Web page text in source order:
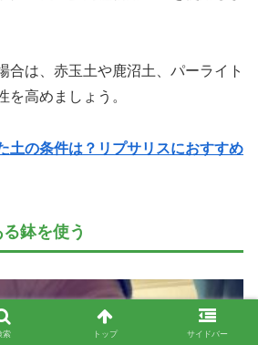
合は、赤玉土や鹿沼土、パーライト
を高めましょう。
土の条件は？リプサリスにおすすめ
鉢を使う
索 トップ サイドバー